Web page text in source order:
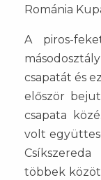
Románia
A piros-
csapatát és
először
csapata
volt
többek